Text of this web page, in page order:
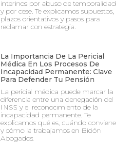
interinos por abuso de temporalidad
y por cese. Te explicamos supuestos,
plazos orientativos y pasos para
reclamar con estrategia.
La Importancia De La Pericial
Médica En Los Procesos De
Incapacidad Permanente: Clave
Para Defender Tu Pensión
La pericial médica puede marcar la
diferencia entre una denegación del
INSS y el reconocimiento de la
incapacidad permanente. Te
explicamos qué es, cuándo conviene
y cómo la trabajamos en Bidón
Abogados.